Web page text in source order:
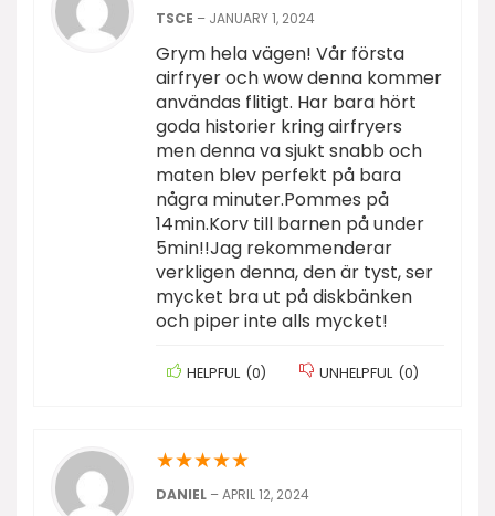
TSCE – JANUARY 1, 2024
Grym hela vägen! Vår första
airfryer och wow denna kommer
användas flitigt. Har bara hört
goda historier kring airfryers
men denna va sjukt snabb och
maten blev perfekt på bara
några minuter.Pommes på
14min.Korv till barnen på under
5min!!Jag rekommenderar
verkligen denna, den är tyst, ser
mycket bra ut på diskbänken
och piper inte alls mycket!
HELPFUL (0) UNHELPFUL (0)
★★★★★
DANIEL –APRIL 12, 2024